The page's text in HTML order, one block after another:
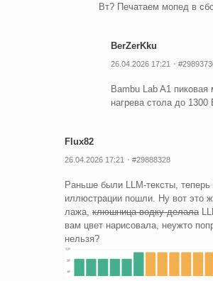
Вт? Печатаем мопед в
BerZerKku
26.04.2026 17:21
Bambu Lab A1 пиковая
нагрева стола до 1300
Flux82
26.04.2026 17:21 #29888328
Раньше были LLM-тексты, теперь
иллюстрации пошли. Ну вот это
лажа, клюшница водку делала
вам цвет нарисовала, неужто
нельзя?